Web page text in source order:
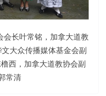
会长叶常铭，加拿大道教
大众传播媒体基金会副
西，加拿大道教协会副
常清